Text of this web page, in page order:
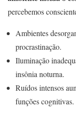
percebemos
Ambientes
procrastinação.
Iluminação
insônia noturna.
Ruídos intensos
funções cognitivas.